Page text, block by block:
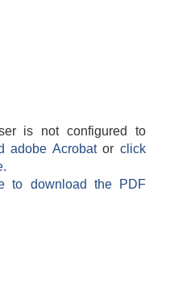
is not configured to
adobe Acrobatorclick
to download the PDF